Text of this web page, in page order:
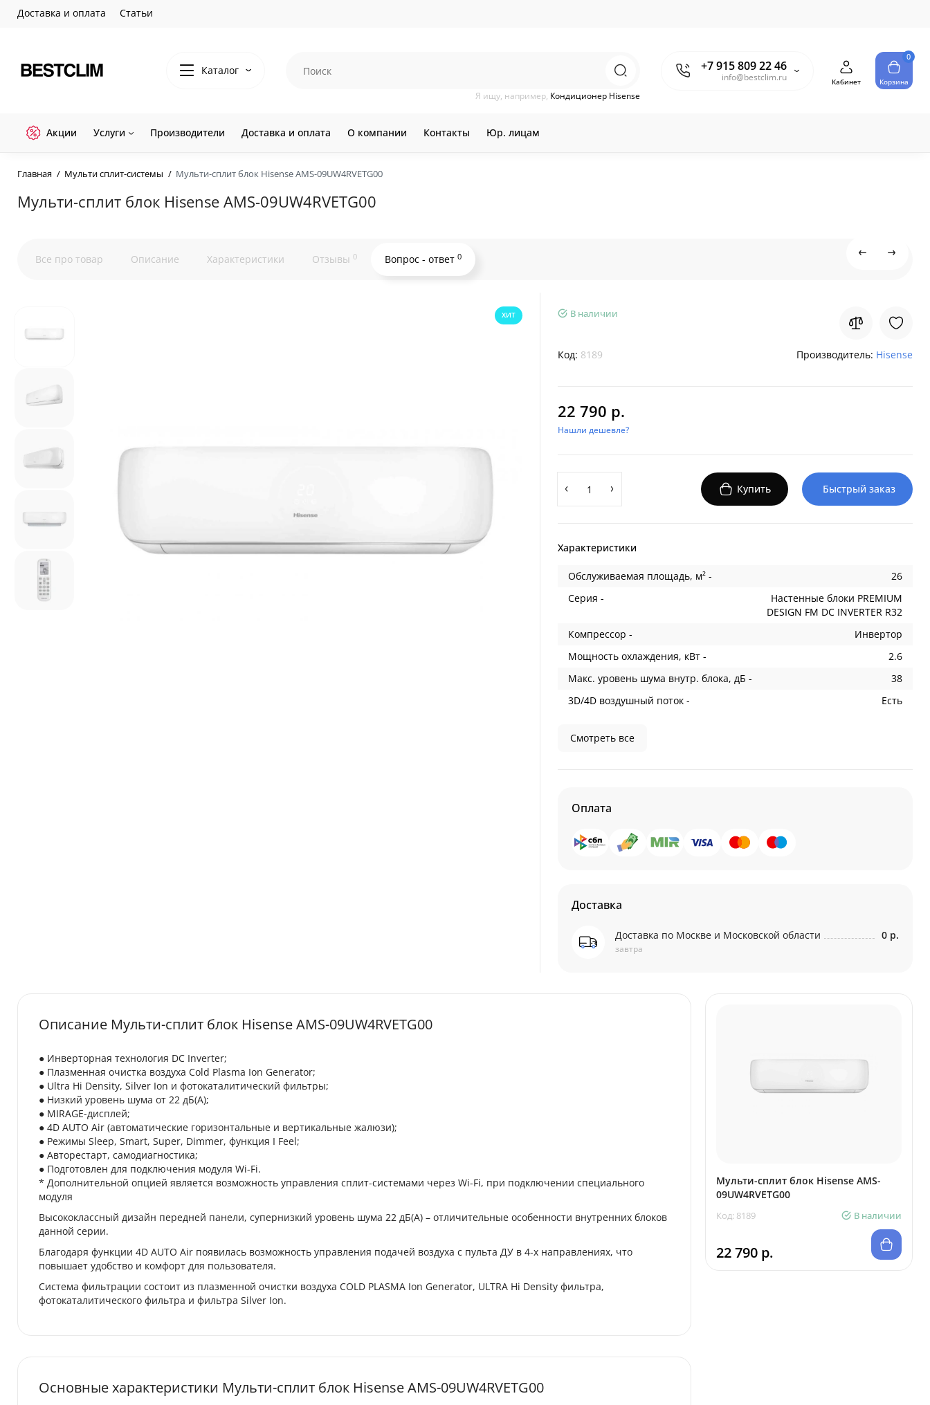
Доставка и оплата Статьи
Каталог +7 915 809 22 46
info@bestclim.ru
Я ищу, например, Кондиционер Hisense
Кабинет
0
Корзина
Акции Услуги Производители Доставка и оплата О компании Контакты Юр. лицам
Главная Мульти сплит-системы Мульти-сплит блок Hisense AMS-09UW4RVETG00
Мульти-сплит блок Hisense AMS-09UW4RVETG00
Все про товар Описание Характеристики Отзывы 0 Вопрос - ответ 0
ХИТ В наличии
Код: 8189 Производитель: Hisense
22 790 р.
Нашли дешевле?
Купить Быстрый заказ
Характеристики
Обслуживаемая площадь, м² -
26
Серия -
Настенные блоки PREMIUM
DESIGN FM DC INVERTER R32
Компрессор -
Инвертор
Мощность охлаждения, кВт -
2.6
Макс. уровень шума внутр. блока, дБ -
38
3D/4D воздушный поток -
Есть
Смотреть все
Оплата
Доставка
Доставка по Москве и Московской области
завтра
0 р.
Описание Мульти-сплит блок Hisense AMS-09UW4RVETG00
● Инверторная технология DC Inverter;
● Плазменная очистка воздуха Cold Plasma Ion Generator;
● Ultra Hi Density, Silver Ion и фотокаталитический фильтры;
● Низкий уровень шума от 22 дБ(А);
● MIRAGE-дисплей;
● 4D AUTO Air (автоматические горизонтальные и вертикальные жалюзи);
● Режимы Sleep, Smart, Super, Dimmer, функция I Feel;
● Авторестарт, самодиагностика;
● Подготовлен для подключения модуля Wi-Fi.
* Дополнительной опцией является возможность управления сплит-системами через Wi-Fi, при подключении специального
модуля
Высококлассный дизайн передней панели, супернизкий уровень шума 22 дБ(А) – отличительные особенности внутренних блоков
данной серии.
Благодаря функции 4D AUTO Air появилась возможность управления подачей воздуха с пульта ДУ в 4-х направлениях, что
повышает удобство и комфорт для пользователя.
Система фильтрации состоит из плазменной очистки воздуха COLD PLASMA Ion Generator, ULTRA Hi Density фильтра,
фотокаталитического фильтра и фильтра Silver Ion.
Основные характеристики Мульти-сплит блок Hisense AMS-09UW4RVETG00
Мульти-сплит блок Hisense AMS-
09UW4RVETG00
Код: 8189 В наличии
22 790 р.